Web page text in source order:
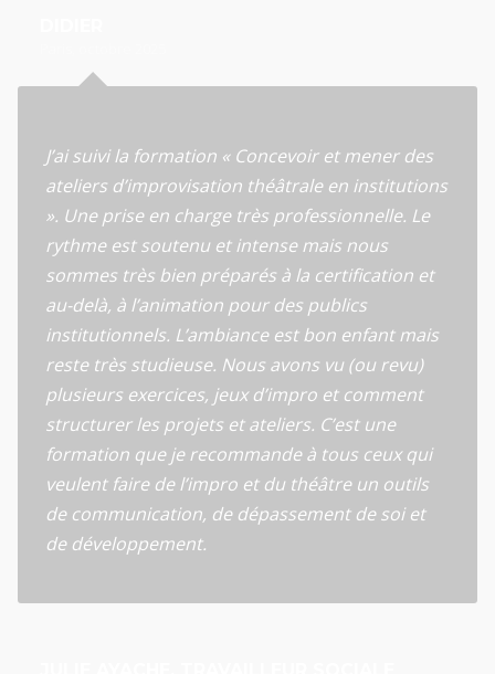
J’ai suivi la formation « Concevoir et mener des
ateliers d’improvisation théâtrale en institutions
». Une prise en charge très professionnelle. Le
rythme est soutenu et intense mais nous
sommes très bien préparés à la certification et
au-delà, à l’animation pour des publics
institutionnels. L’ambiance est bon enfant mais
reste très studieuse. Nous avons vu (ou revu)
plusieurs exercices, jeux d’impro et comment
structurer les projets et ateliers. C’est une
formation que je recommande à tous ceux qui
veulent faire de l’impro et du théâtre un outils
de communication, de dépassement de soi et
de développement.